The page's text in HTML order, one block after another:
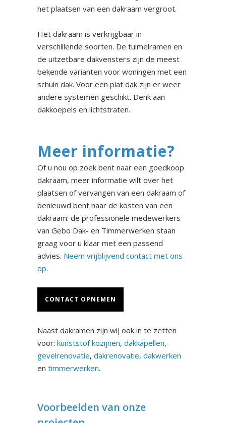
het plaatsen van een dakraam vergroot.
Het dakraam is verkrijgbaar in
verschillende soorten. De tuimelramen en
de uitzetbare dakvensters zijn de meest
bekende varianten voor woningen met een
schuin dak. Voor een plat dak zijn er weer
andere systemen geschikt. Denk aan
dakkoepels en lichtstraten.
Meer informatie?
Of u nou op zoek bent naar een goedkoop
dakraam, meer informatie wilt over het
plaatsen of vervangen van een dakraam of
benieuwd bent naar de kosten van een
dakraam: de professionele medewerkers
van Gebo Dak- en Timmerwerken staan
graag voor u klaar met een passend
advies. Neem vrijblijvend contact met ons
op.
CONTACT OPNEMEN
Naast dakramen zijn wij ook in te zetten
voor: kunststof kozijnen, dakkapellen,
gevelrenovatie, dakrenovatie, dakwerken
en timmerwerken.
Voorbeelden van onze